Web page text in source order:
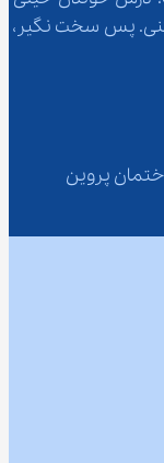
و باحال‌تر از چیزیه که فکرش رو می‌کنی. پس سخت نگیر،
خیابان عطار، پلاک 26، ساختمان پروین